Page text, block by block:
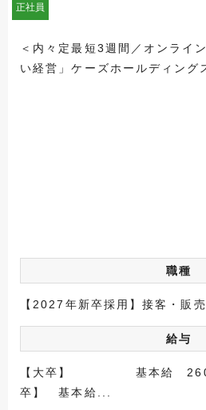
正社員
＜内々定最短3週間／オンライ
い経営」ケーズホールディング
職種
【2027年新卒採用】接客・販
給与
【大卒】 基本給
卒】 基本給...